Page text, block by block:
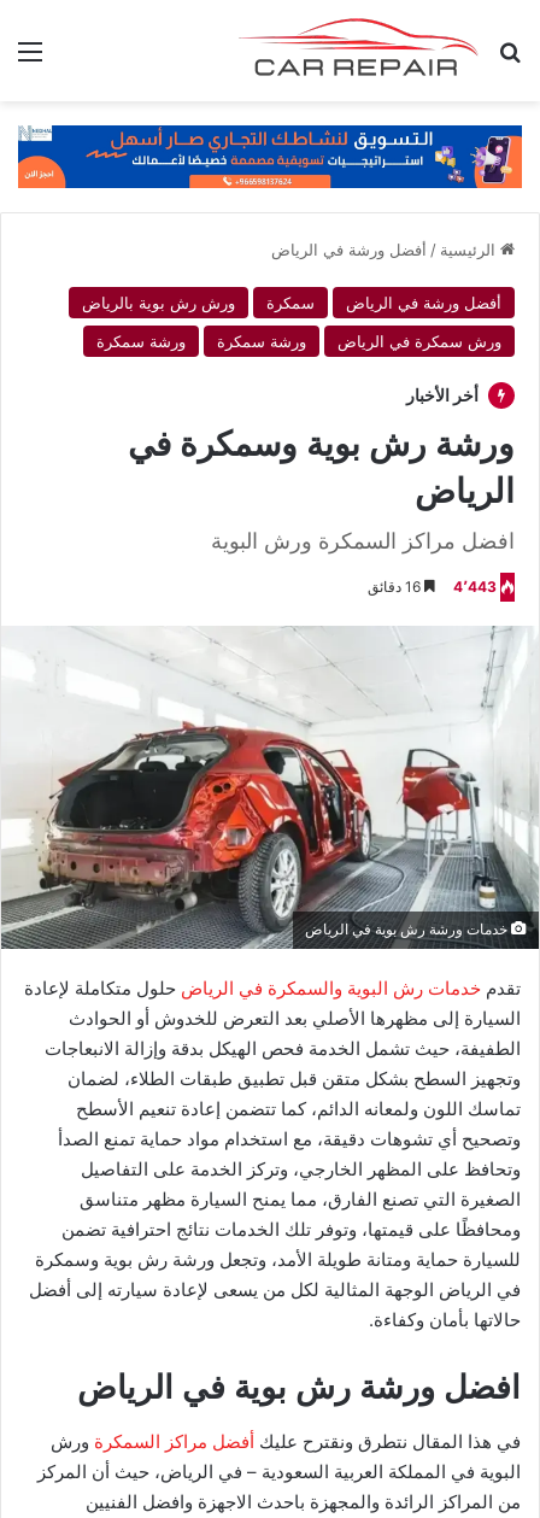
بحث عن
الرئيسية / أفضل ورشة في الرياض
أفضل ورشة في الرياض سمكرة
ورش رش بوية بالرياض
ورش سمكرة في الرياض
ورشة سمكرة ورشة سمكرة
أخر الأخبار
ورشة رش بوية وسمكرة في
الرياض
افضل مراكز السمكرة ورش البوية
4٬443
خدمات ورشة رش بوية في الرياض
تقدم خدمات رش البوية والسمكرة في الرياض حلول متكاملة لإعادة
السيارة إلى مظهرها الأصلي بعد التعرض للخدوش أو الحوادث
الطفيفة، حيث تشمل الخدمة فحص الهيكل بدقة وإزالة الانبعاجات
وتجهيز السطح بشكل متقن قبل تطبيق طبقات الطلاء، لضمان
تماسك اللون ولمعانه الدائم، كما تتضمن إعادة تنعيم الأسطح
وتصحيح أي تشوهات دقيقة، مع استخدام مواد حماية تمنع الصدأ
وتحافظ على المظهر الخارجي، وتركز الخدمة على التفاصيل
الصغيرة التي تصنع الفارق، مما يمنح السيارة مظهر متناسق
ومحافظًا على قيمتها، وتوفر تلك الخدمات نتائج احترافية تضمن
للسيارة حماية ومتانة طويلة الأمد، وتجعل ورشة رش بوية وسمكرة
في الرياض الوجهة المثالية لكل من يسعى لإعادة سيارته إلى أفضل
حالاتها بأمان وكفاءة.
افضل ورشة رش بوية في الرياض
في هذا المقال نتطرق ونقترح عليك أفضل مراكز السمكرة ورش
البوية في المملكة العربية السعودية – في الرياض، حيث أن المركز
من المراكز الرائدة والمجهزة باحدث الاجهزة وافضل الفنيين